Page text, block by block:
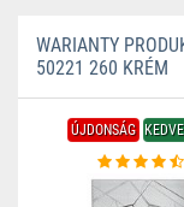
WARIANTY
50221 260 KRÉM
ÚJDONSÁG